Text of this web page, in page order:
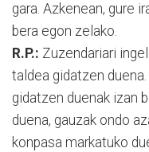
gara. Azkenean, gure
bera egon zelako.
R.P.: Zuzendariari
taldea gidatzen
gidatzen duenak izan
duena, gauzak ondo
konpasa markatuko